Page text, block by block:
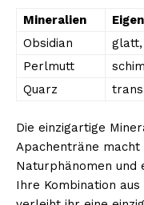
Mineralien
Obsidian
glatt,
Perlmutt
Quarz
Die einzigartige
Apachenträne macht
Naturphänomen und
Ihre Kombination